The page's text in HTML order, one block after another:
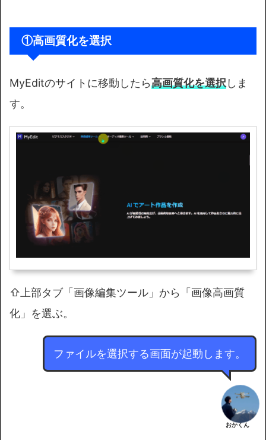
①高画質化を選択
MyEditのサイトに移動したら高画質化を選択しま
す。
⇧上部タブ「画像編集ツール」から「画像高画質
化」を選ぶ。
ファイルを選択する画面が起動します。
おかくん